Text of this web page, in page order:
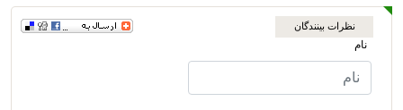
نظرات بینندگان
نام